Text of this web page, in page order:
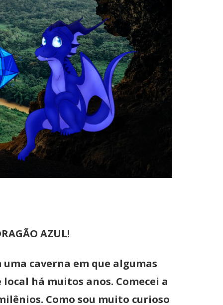
AZUL!
caverna em que algumas
há muitos anos. Comecei a
Como sou muito curioso